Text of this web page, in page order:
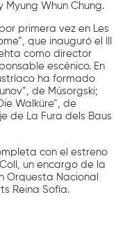
Myung Whun Chung.
primera vez en Les
que inauguró el III
como director
escénico. En
ha formado
de Músorgski;
Walküre”, de
de La Fura dels Baus
con el estreno
un encargo de la
Orquesta Nacional
Reina Sofía.